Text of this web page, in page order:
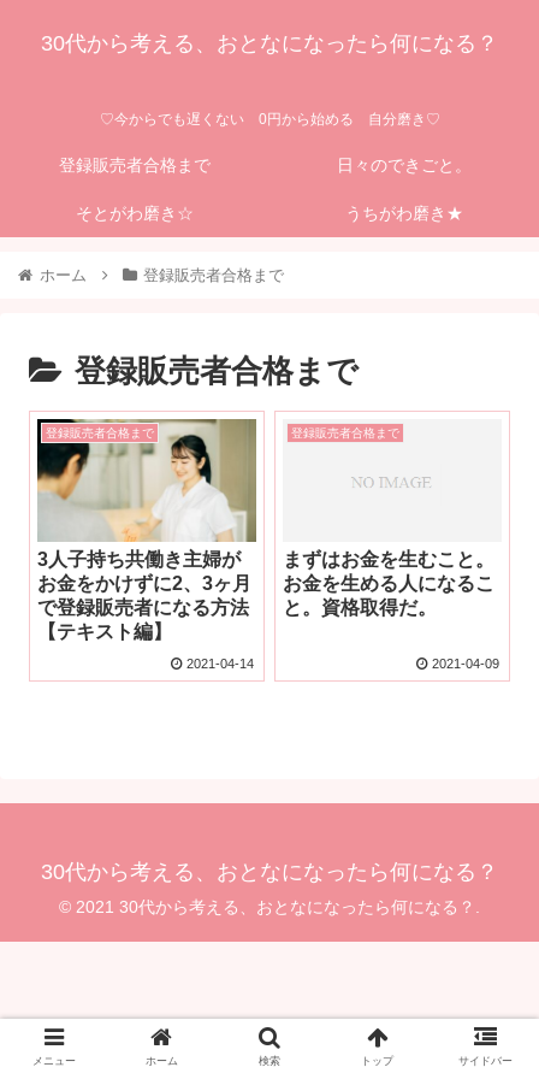
30代から考える、おとなになったら何になる？
♡今からでも遅くない 0円から始める 自分磨き♡
登録販売者合格まで 日々のできごと。
そとがわ磨き☆ うちがわ磨き★
ホーム 登録販売者合格まで
登録販売者合格まで
登録販売者合格まで
3人子持ち共働き主婦が
お金をかけずに2、3ヶ月
で登録販売者になる方法
【テキスト編】
2021-04-14
登録販売者合格まで
まずはお金を生むこと。
お金を生める人になるこ
と。資格取得だ。
2021-04-09
30代から考える、おとなになったら何になる？
© 2021 30代から考える、おとなになったら何になる？.
メニュー ホーム 検索 トップ サイドバー